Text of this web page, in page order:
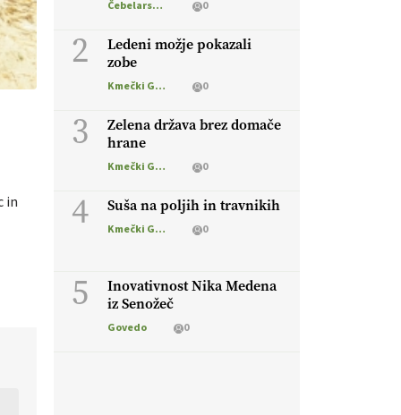
in
Čebelarstvo 0
2
Ledeni možje pokazali
zobe
Kmečki Glas 0
3
Zelena država brez domače
hrane
Kmečki Glas 0
4 Suša na poljih in travnikih
Kmečki Glas 0
5
Inovativnost Nika Medena
iz Senožeč
Govedo 0